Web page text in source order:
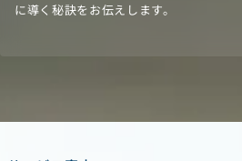
に導く秘訣をお伝えします。